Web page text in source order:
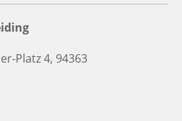
Platz 4, 94363